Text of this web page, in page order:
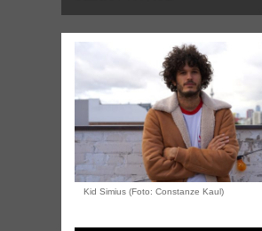
Kid Simius (Foto: Constanze Kaul)